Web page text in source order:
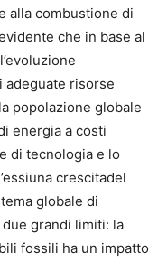
alla combustione di
che in base al
adeguate risorse
popolazione globale
energia a costi
di tecnologia e lo
crescitadel
globale di
grandi limiti: la
fossili ha un impatto